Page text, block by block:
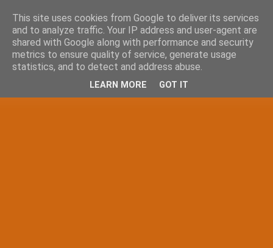
This site uses cookies from Google to deliver its services
and to analyze traffic. Your IP address and user-agent are
shared with Google along with performance and security
metrics to ensure quality of service, generate usage
statistics, and to detect and address abuse.
LEARN MORE GOT IT